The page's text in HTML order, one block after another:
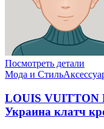
Посмотреть детали
Мода и Стиль
LOUIS VUITTON
Украина клатч